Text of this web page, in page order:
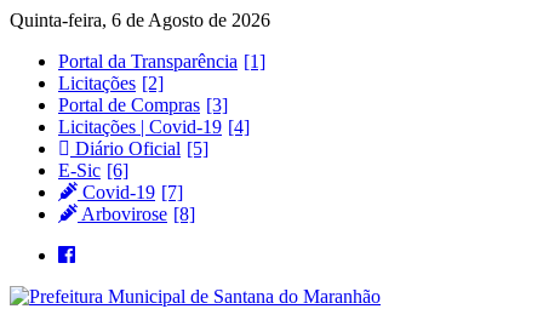
Quinta-feira, 6 de Agosto de 2026
Portal da Transparência
Licitações
Portal de Compras
Licitações | Covid-19
Diário Oficial
E-Sic
Covid-19
Arbovirose